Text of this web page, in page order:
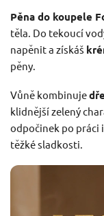
Pěna do koupele
těla. Do tekoucí
napěnit a získáš
pěny.
Vůně kombinuje
klidnější zelený
odpočinek po práci
těžké sladkosti.